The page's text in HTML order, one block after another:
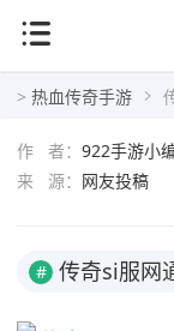
> 热血传奇手游
传
作 者： 922手游小
来 源： 网友投稿
# 传奇si服网